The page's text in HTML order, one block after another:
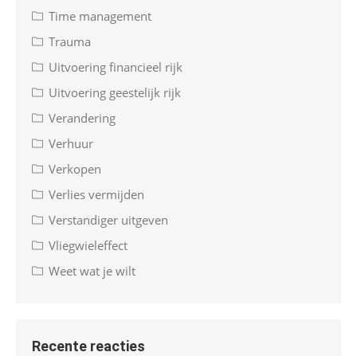
Time management
Trauma
Uitvoering financieel rijk
Uitvoering geestelijk rijk
Verandering
Verhuur
Verkopen
Verlies vermijden
Verstandiger uitgeven
Vliegwieleffect
Weet wat je wilt
Recente reacties